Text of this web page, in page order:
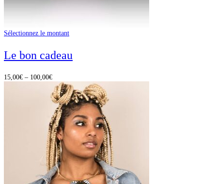
Sélectionnez le montant
Le bon cadeau
15,00€ – 100,00€